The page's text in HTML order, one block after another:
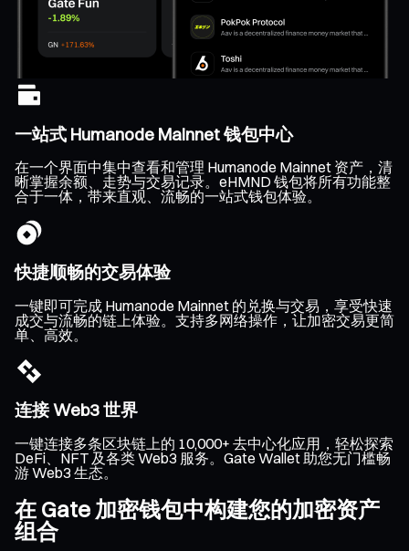
一站式 Humanode Mainnet 钱包中心
在一个界面中集中查看和管理 Humanode Mainnet 资产，清
晰掌握余额、走势与交易记录。eHMND 钱包将所有功能整
合于一体，带来直观、流畅的一站式钱包体验。
快捷顺畅的交易体验
一键即可完成 Humanode Mainnet 的兑换与交易，享受快速
成交与流畅的链上体验。支持多网络操作，让加密交易更简
单、高效。
连接 Web3 世界
一键连接多条区块链上的 10,000+ 去中心化应用，轻松探索
DeFi、NFT 及各类 Web3 服务。Gate Wallet 助您无门槛畅
游 Web3 生态。
在 Gate 加密钱包中构建您的加密资产
组合